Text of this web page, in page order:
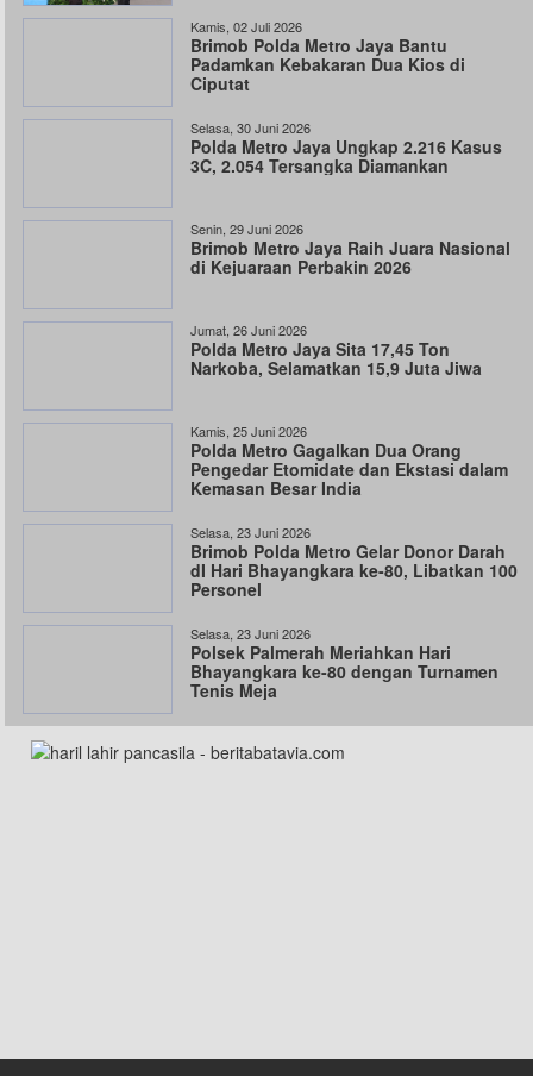
Kamis, 02 Juli 2026
Brimob Polda Metro Jaya Bantu
Padamkan Kebakaran Dua Kios di
Ciputat
Selasa, 30 Juni 2026
Polda Metro Jaya Ungkap 2.216 Kasus
3C, 2.054 Tersangka Diamankan
Senin, 29 Juni 2026
Brimob Metro Jaya Raih Juara Nasional
di Kejuaraan Perbakin 2026
Jumat, 26 Juni 2026
Polda Metro Jaya Sita 17,45 Ton
Narkoba, Selamatkan 15,9 Juta Jiwa
Kamis, 25 Juni 2026
Polda Metro Gagalkan Dua Orang
Pengedar Etomidate dan Ekstasi dalam
Kemasan Besar India
Selasa, 23 Juni 2026
Brimob Polda Metro Gelar Donor Darah
dI Hari Bhayangkara ke-80, Libatkan 100
Personel
Selasa, 23 Juni 2026
Polsek Palmerah Meriahkan Hari
Bhayangkara ke-80 dengan Turnamen
Tenis Meja